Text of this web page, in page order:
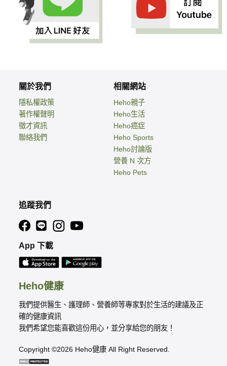
Heho健康
我們提供醫生、護理師、營養師等專家對於生活的建議及正
確的健康資訊
我們希望您能喜歡這份用心，並分享給您的朋友！
Copyright ©2026 Heho健康 All Right Reserved.
關於我們
隱私權政策
著作權聲明
徵才資訊
聯絡我們
相關網站
Heho親子
Heho生活
Heho癌症
Heho Sports
Heho討論版
營養 N 次方
Heho Pets
追蹤我們
App 下載